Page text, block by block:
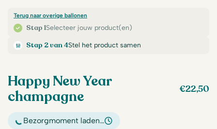
Stap 1Selecteer jouw product(en)
Terug naar overige ballonen
Stap 2 van 4Stel het product samen
Happy New Year
champagne
€22,50
Bezorgmoment laden…